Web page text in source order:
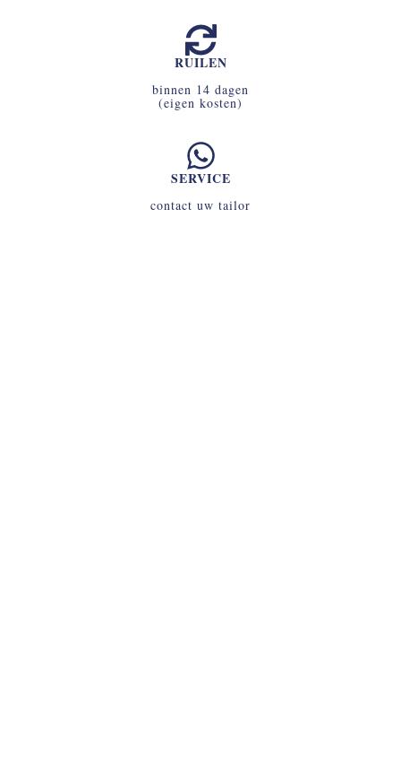
RUILEN
binnen 14 dagen
(eigen kosten)
SERVICE
contact uw tailor